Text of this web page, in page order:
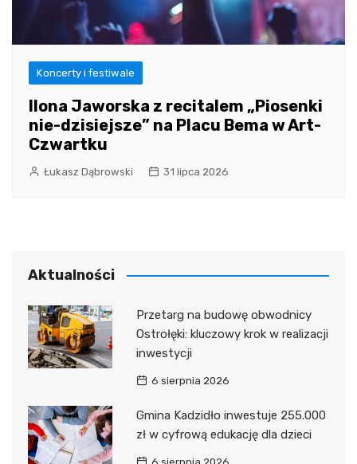
Koncerty i festiwale
Ilona Jaworska z recitalem „Piosenki
nie-dzisiejsze” na Placu Bema w Art-
Czwartku
Łukasz Dąbrowski 31 lipca 2026
Aktualności
Przetarg na budowę obwodnicy
Ostrołęki: kluczowy krok w realizacji
inwestycji
6 sierpnia 2026
Gmina Kadzidło inwestuje 255.000
zł w cyfrową edukację dla dzieci